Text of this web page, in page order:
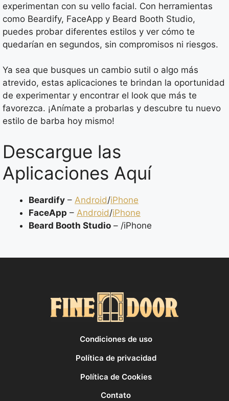
experimentan con su vello facial. Con herramientas
como Beardify, FaceApp y Beard Booth Studio,
puedes probar diferentes estilos y ver cómo te
quedarían en segundos, sin compromisos ni riesgos.
Ya sea que busques un cambio sutil o algo más
atrevido, estas aplicaciones te brindan la oportunidad
de experimentar y encontrar el look que más te
favorezca. ¡Anímate a probarlas y descubre tu nuevo
estilo de barba hoy mismo!
Descargue las
Aplicaciones Aquí
Beardify – Android/iPhone
FaceApp – Android/iPhone
Beard Booth Studio – /iPhone
Condiciones de uso
Política de privacidad
Política de Cookies
Contato